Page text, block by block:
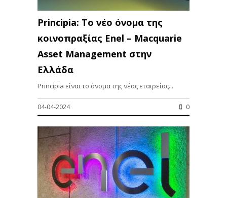
Principia: Το νέο όνομα της
κοινοπραξίας Enel – Macquarie
Asset Management στην
Ελλάδα
Principia είναι το όνομα της νέας εταιρείας...
04-04-2024 0